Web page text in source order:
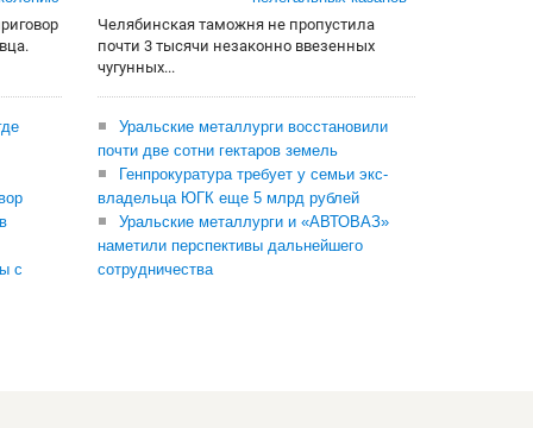
с
Челябинская таможня не пропустила
почти 3 тысячи незаконно ввезенных
чугунных...
Уральские металлурги восстановили
почти две сотни гектаров земель
Генпрокуратура требует у семьи экс-
владельца ЮГК еще 5 млрд рублей
Уральские металлурги и «АВТОВАЗ»
наметили перспективы дальнейшего
сотрудничества